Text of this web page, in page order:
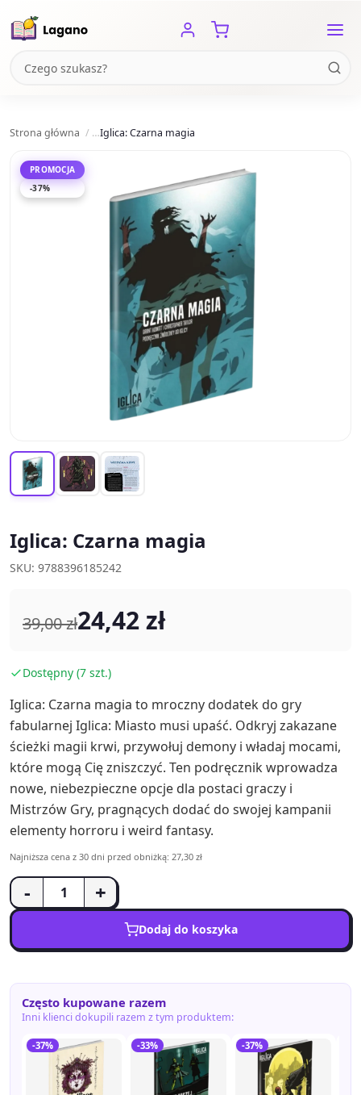
Strona główna Iglica: Czarna magia
PROMOCJA
-37%
Iglica: Czarna magia
SKU: 9788396185242
39,00 zł24,42 zł
Dostępny (7 szt.)
Iglica: Czarna magia to mroczny dodatek do gry
fabularnej Iglica: Miasto musi upaść. Odkryj zakazane
ścieżki magii krwi, przywołuj demony i władaj mocami,
które mogą Cię zniszczyć. Ten podręcznik wprowadza
nowe, niebezpieczne opcje dla postaci graczy i
Mistrzów Gry, pragnących dodać do swojej kampanii
elementy horroru i weird fantasy.
Najniższa cena z 30 dni przed obniżką: 27,30 zł
- +
Dodaj do koszyka
Często kupowane razem
Inni klienci dokupili razem z tym produktem:
-37% -33% -37%